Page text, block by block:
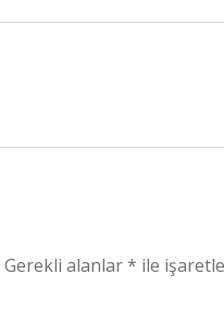
Gerekli alanlar* ile